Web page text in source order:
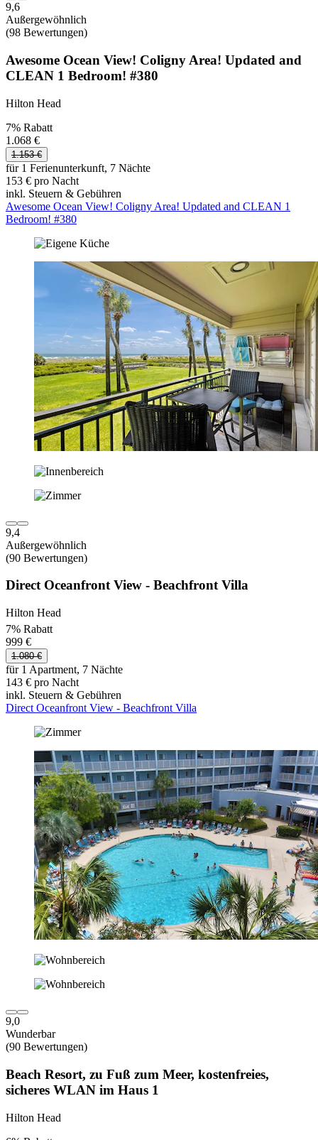
9,6
Außergewöhnlich
(98 Bewertungen)
Awesome Ocean View! Coligny Area! Updated and
CLEAN 1 Bedroom! #380
Hilton Head
7% Rabatt
1.068 €
1.153 €
für 1 Ferienunterkunft, 7 Nächte
153 € pro Nacht
inkl. Steuern & Gebühren
Awesome Ocean View! Coligny Area! Updated and CLEAN 1
Bedroom! #380
9,4
Außergewöhnlich
(90 Bewertungen)
Direct Oceanfront View - Beachfront Villa
Hilton Head
7% Rabatt
999 €
1.080 €
für 1 Apartment, 7 Nächte
143 € pro Nacht
inkl. Steuern & Gebühren
Direct Oceanfront View - Beachfront Villa
9,0
Wunderbar
(90 Bewertungen)
Beach Resort, zu Fuß zum Meer, kostenfreies,
sicheres WLAN im Haus 1
Hilton Head